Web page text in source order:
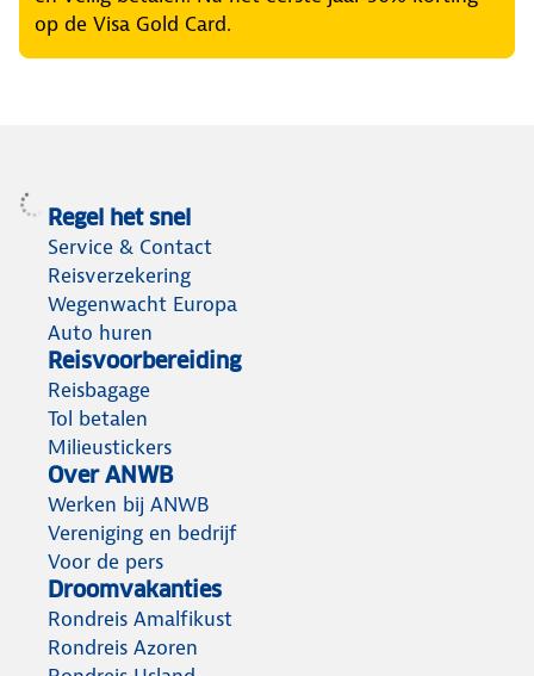
op de Visa Gold Card.
Regel het snel
Service & Contact
Reisverzekering
Wegenwacht Europa
Auto huren
Reisvoorbereiding
Reisbagage
Tol betalen
Milieustickers
Over ANWB
Werken bij ANWB
Vereniging en bedrijf
Voor de pers
Droomvakanties
Rondreis Amalfikust
Rondreis Azoren